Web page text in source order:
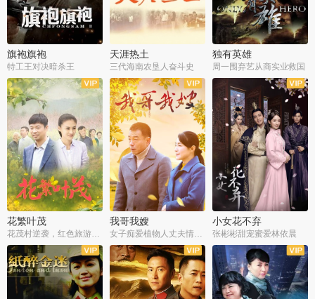
旗袍旗袍
特工王对决暗杀王
天涯热土
三代海南农垦人奋斗史
独有英雄
周一围弃艺从商实业救国
全34集
花繁叶茂
花茂村逆袭，红色旅游出圈
全50集
我哥我嫂
女子痴爱植物人丈夫情定一生
全51集
小女花不弃
张彬彬甜宠蜜爱林依晨
全42集
全35集 全32集